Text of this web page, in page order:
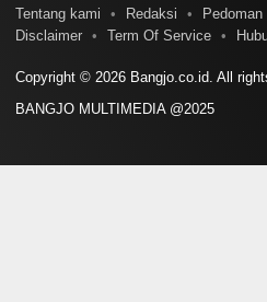
Tentang kami Redaksi
Disclaimer
Term Of Service
Copyright © 2026 Bangjo.co.id. All
BANGJO MULTIMEDIA @2025